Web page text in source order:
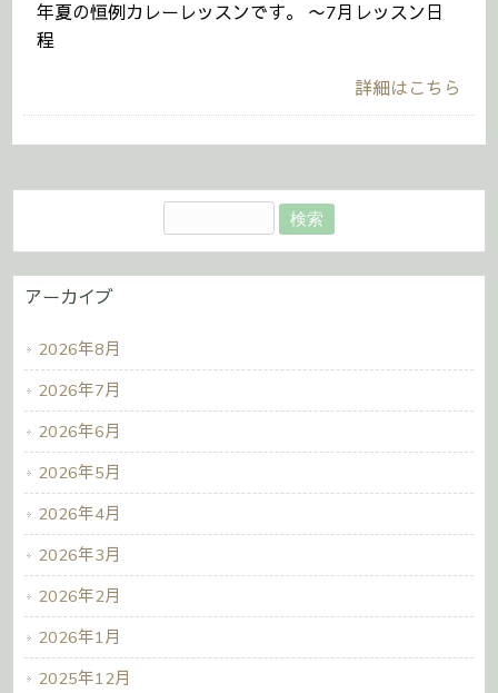
年夏の恒例カレーレッスンです。 〜7月レッスン日
程
詳細はこちら
アーカイブ
2026年8月
2026年7月
2026年6月
2026年5月
2026年4月
2026年3月
2026年2月
2026年1月
2025年12月